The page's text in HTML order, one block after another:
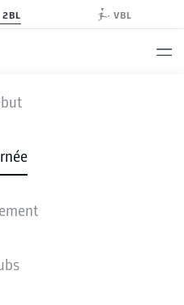
2BL VBL
FCH
STATISTIQUES